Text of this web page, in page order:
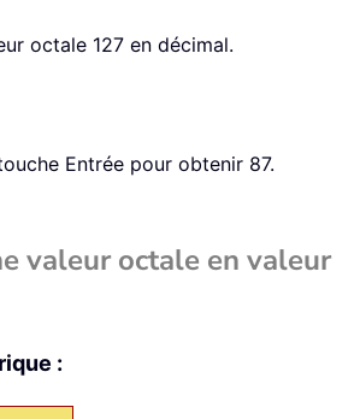
octale 127 en décimal.
Entrée pour obtenir 87.
valeur octale en valeur
: